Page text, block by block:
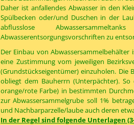
Daher ist anfallendes Abwasser in den
Spülbecken oder/und Duschen in der
abflusslose
Abwasserentsorgungsvorschriften zu
Der Einbau von
eine Zustimmung vom jeweiligen
(Grundstückseigentümer) einzuholen. Die
obliegt dem Bauherrn (Unterpächter).
orange/rote Farbe) in bestimmten
zur Abwassersammelgrube soll 1%
und Nachbarparzelle/laube auch deren
In der Regel sind folgende Unterlagen